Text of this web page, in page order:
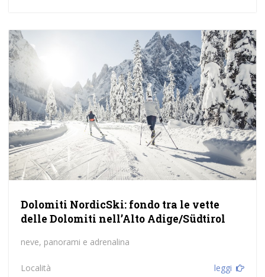
Dolomiti NordicSki: fondo tra le vette
delle Dolomiti nell’Alto Adige/Südtirol
neve, panorami e adrenalina
Località leggi